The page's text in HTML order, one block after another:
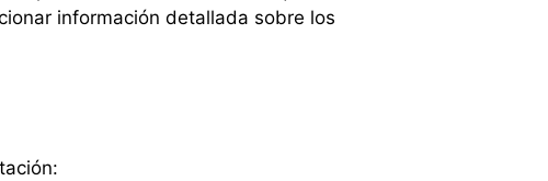
información detallada sobre los